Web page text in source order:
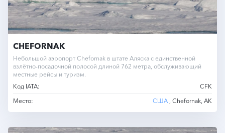
CHEFORNAK
Небольшой аэропорт Chefornak в штате Аляска с единственной
взлётно-посадочной полосой длиной 762 метра, обслуживающий
местные рейсы и туризм.
Код IATA:
CFK
Место:
США , Chefornak, AK